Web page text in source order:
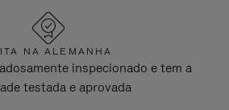
NA ALEMANHA
inspecionado e tem a
testada e aprovada